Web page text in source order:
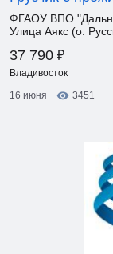
ФГАОУ ВПО
Улица Аякс (о.
37 790 ₽
Владивосток
16 июня
3451